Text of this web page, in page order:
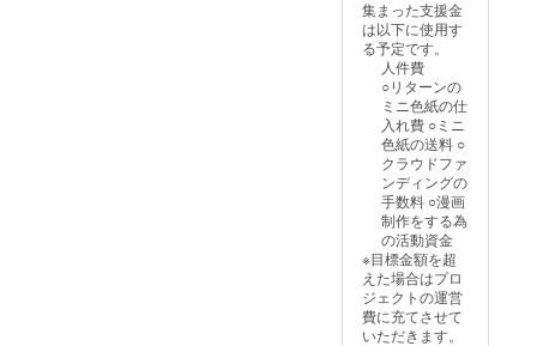
集まった支援金
は以下に使用す
る予定です。
人件費
○リターンの
ミニ色紙の仕
入れ費 ○ミニ
色紙の送料 ○
クラウドファ
ンディングの
手数料 ○漫画
制作をする為
の活動資金
※目標金額を超
えた場合はプロ
ジェクトの運営
費に充てさせて
いただきます。